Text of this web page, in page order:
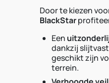
Door te kiezen
BlackStar
Een
dankzij
geschikt zijn
terrein.